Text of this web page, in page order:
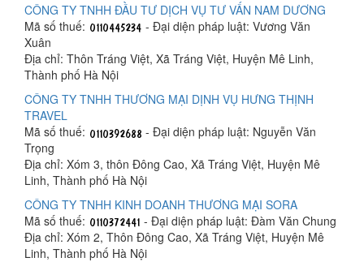
CÔNG TY TNHH ĐẦU TƯ DỊCH VỤ TƯ VẤN NAM DƯƠNG
Mã số thuế:
- Đại diện pháp luật: Vương Văn
Xuân
Địa chỉ: Thôn Tráng Việt, Xã Tráng Việt, Huyện Mê Linh,
Thành phố Hà Nội
CÔNG TY TNHH THƯƠNG MẠI DỊNH VỤ HƯNG THỊNH
TRAVEL
Mã số thuế:
- Đại diện pháp luật: Nguyễn Văn
Trọng
Địa chỉ: Xóm 3, thôn Đông Cao, Xã Tráng Việt, Huyện Mê
Linh, Thành phố Hà Nội
CÔNG TY TNHH KINH DOANH THƯƠNG MẠI SORA
Mã số thuế:
- Đại diện pháp luật: Đàm Văn Chung
Địa chỉ: Xóm 2, Thôn Đông Cao, Xã Tráng Việt, Huyện Mê
Linh, Thành phố Hà Nội